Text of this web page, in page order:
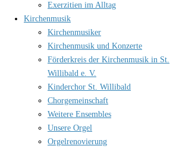
Exerzitien im Alltag
Kirchenmusik
Kirchenmusiker
Kirchenmusik und Konzerte
Förderkreis der Kirchenmusik in St.
Willibald e. V.
Kinderchor St. Willibald
Chorgemeinschaft
Weitere Ensembles
Unsere Orgel
Orgelrenovierung